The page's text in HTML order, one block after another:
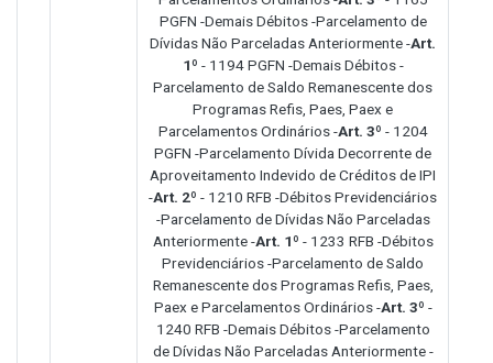
PGFN -Demais Débitos -Parcelamento de
Dívidas Não Parceladas Anteriormente -Art.
1º - 1194 PGFN -Demais Débitos -
Parcelamento de Saldo Remanescente dos
Programas Refis, Paes, Paex e
Parcelamentos Ordinários -Art. 3º - 1204
PGFN -Parcelamento Dívida Decorrente de
Aproveitamento Indevido de Créditos de IPI
-Art. 2º - 1210 RFB -Débitos Previdenciários
-Parcelamento de Dívidas Não Parceladas
Anteriormente -Art. 1º - 1233 RFB -Débitos
Previdenciários -Parcelamento de Saldo
Remanescente dos Programas Refis, Paes,
Paex e Parcelamentos Ordinários -Art. 3º -
1240 RFB -Demais Débitos -Parcelamento
de Dívidas Não Parceladas Anteriormente -